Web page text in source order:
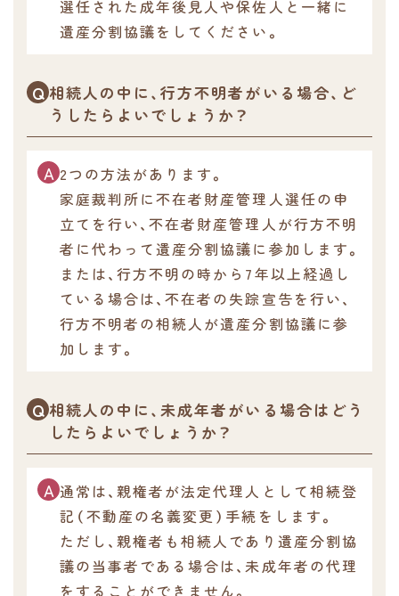
選任された成年後見人や保佐人と一緒に
遺産分割協議をしてください。
相続人の中に、行方不明者がいる場合、ど
うしたらよいでしょうか？
2つの方法があります。
家庭裁判所に不在者財産管理人選任の申
立てを行い、不在者財産管理人が行方不明
者に代わって遺産分割協議に参加します。
または、行方不明の時から7年以上経過し
ている場合は、不在者の失踪宣告を行い、
行方不明者の相続人が遺産分割協議に参
加します。
相続人の中に、未成年者がいる場合はどう
したらよいでしょうか？
通常は、親権者が法定代理人として相続登
記（不動産の名義変更）手続をします。
ただし、親権者も相続人であり遺産分割協
議の当事者である場合は、未成年者の代理
をすることができません。